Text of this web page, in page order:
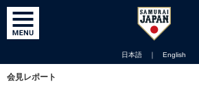
日本語 ｜ English
会見レポート